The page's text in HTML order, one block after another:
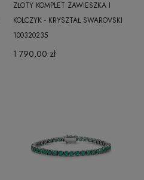
ZŁOTY KOMPLET ZAWIESZKA I
KOLCZYK - KRYSZTAŁ SWAROVSKI
100320235
1 790,00 zł